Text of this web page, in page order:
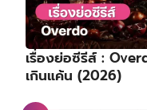
เรื่องย่อซีรีส์ :
เกินแค้น (2026)